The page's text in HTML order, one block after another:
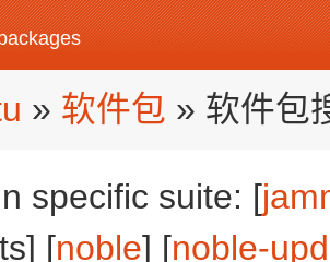
» 软件包 » 软件包
specific suite: [
[noble] [noble-